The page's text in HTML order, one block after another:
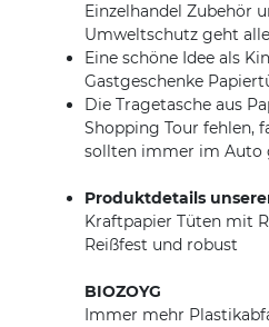
Einzelhandel Zubehör
Umweltschutz geht
Eine schöne Idee als
Gastgeschenke
Die Tragetasche aus
Shopping Tour fehlen,
sollten immer im Auto
Produktdetails
Kraftpapier Tüten mit
Reißfest und robust
BIOZOYG
Immer mehr